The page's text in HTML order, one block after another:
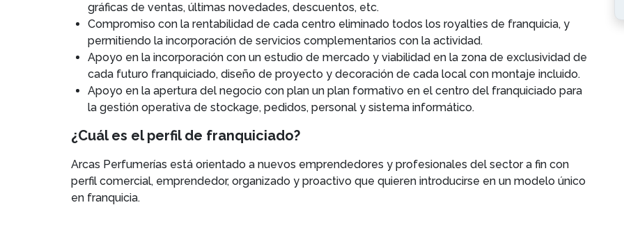
gráficas de ventas, últimas novedades, descuentos, etc.
Compromiso con la rentabilidad de cada centro eliminado todos los royalties de franquicia, y
permitiendo la incorporación de servicios complementarios con la actividad.
Apoyo en la incorporación con un estudio de mercado y viabilidad en la zona de exclusividad de
cada futuro franquiciado, diseño de proyecto y decoración de cada local con montaje incluido.
Apoyo en la apertura del negocio con plan un plan formativo en el centro del franquiciado para
la gestión operativa de stockage, pedidos, personal y sistema informático.
¿Cuál es el perfil de franquiciado?
Arcas Perfumerías está orientado a nuevos emprendedores y profesionales del sector a fin con
perfil comercial, emprendedor, organizado y proactivo que quieren introducirse en un modelo único
en franquicia.